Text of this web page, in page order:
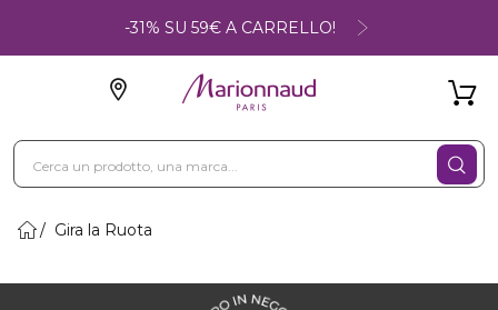
-31% SU 59€ A CARRELLO!
Gira la Ruota